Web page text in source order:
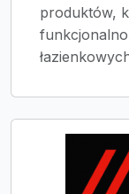
produktów,